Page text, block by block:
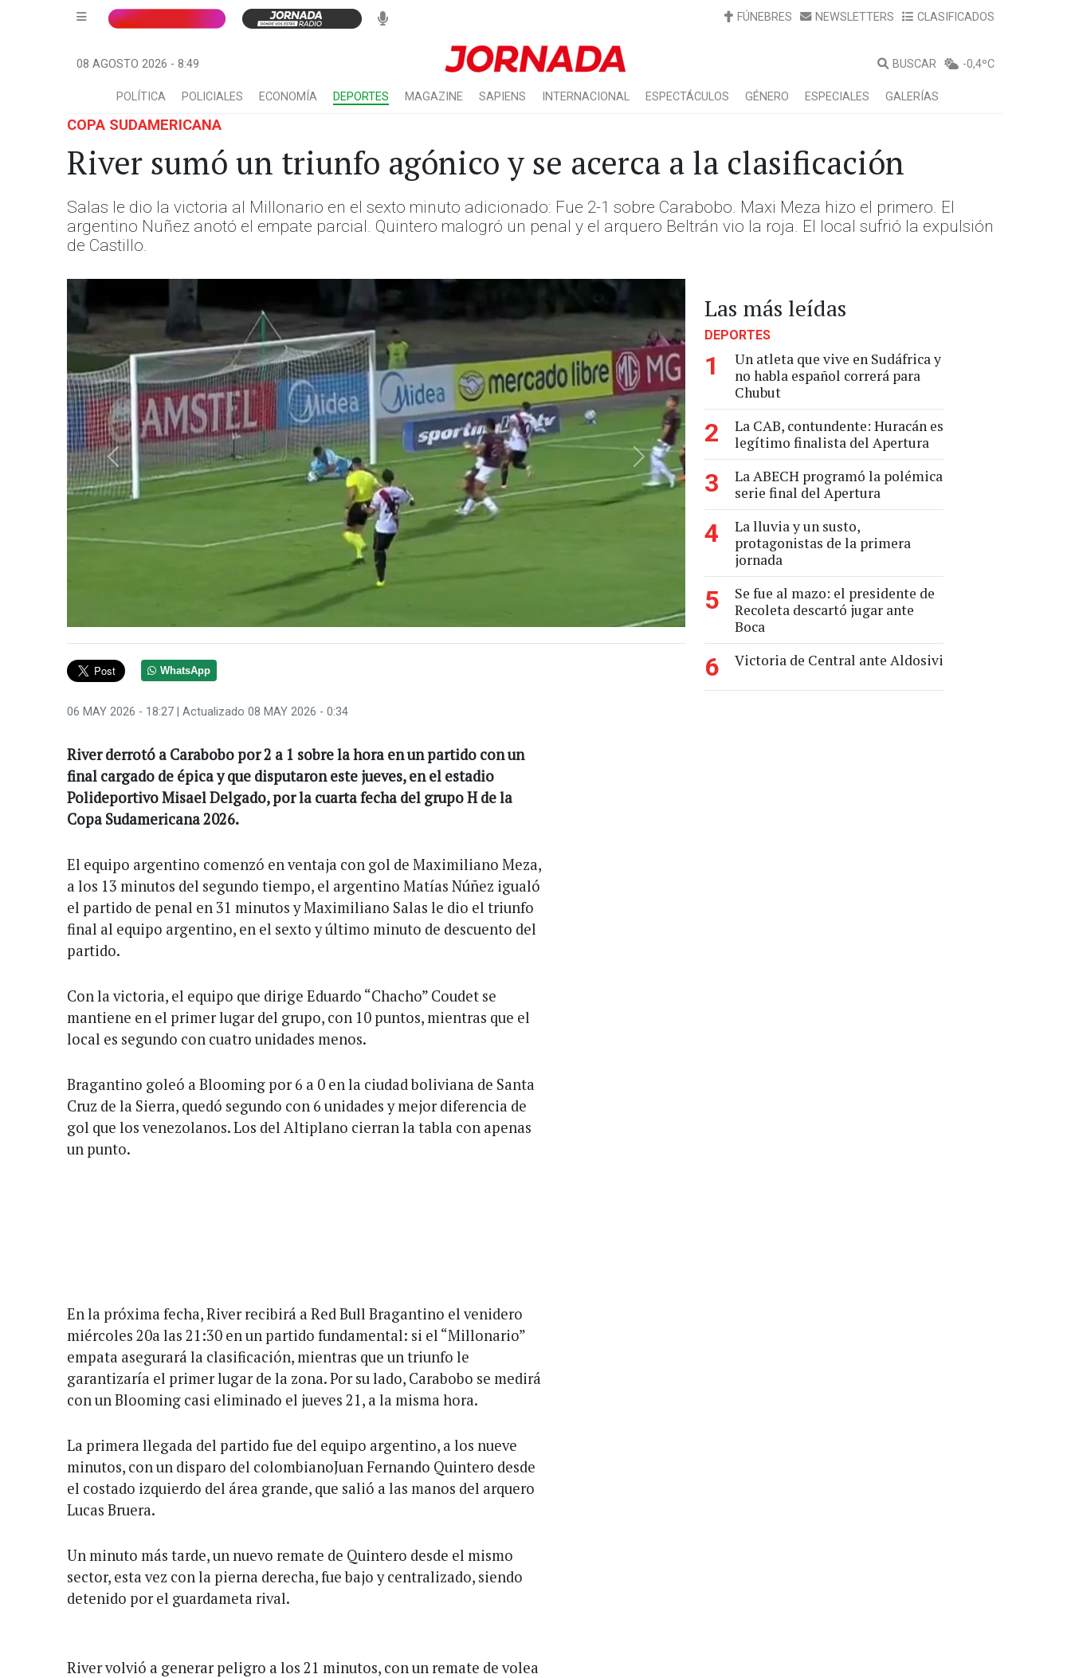
FÚNEBRES NEWSLETTERS CLASIFICADOS
08 AGOSTO 2026 - 8:49 BUSCAR -0,4ºC
POLÍTICA POLICIALES ECONOMÍA DEPORTES MAGAZINE SAPIENS INTERNACIONAL ESPECTÁCULOS GÉNERO ESPECIALES GALERÍAS
COPA SUDAMERICANA
River sumó un triunfo agónico y se acerca a la clasificación
Salas le dio la victoria al Millonario en el sexto minuto adicionado: Fue 2-1 sobre Carabobo. Maxi Meza hizo el primero. El
argentino Nuñez anotó el empate parcial. Quintero malogró un penal y el arquero Beltrán vio la roja. El local sufrió la expulsión
de Castillo.
Anterior Siguiente
WhatsApp
06 MAY 2026 - 18:27 | Actualizado 08 MAY 2026 - 0:34
River derrotó a Carabobo por 2 a 1 sobre la hora en un partido con un
final cargado de épica y que disputaron este jueves, en el estadio
Polideportivo Misael Delgado, por la cuarta fecha del grupo H de la
Copa Sudamericana 2026.
El equipo argentino comenzó en ventaja con gol de Maximiliano Meza,
a los 13 minutos del segundo tiempo, el argentino Matías Núñez igualó
el partido de penal en 31 minutos y Maximiliano Salas le dio el triunfo
final al equipo argentino, en el sexto y último minuto de descuento del
partido.
Con la victoria, el equipo que dirige Eduardo “Chacho” Coudet se
mantiene en el primer lugar del grupo, con 10 puntos, mientras que el
local es segundo con cuatro unidades menos.
Bragantino goleó a Blooming por 6 a 0 en la ciudad boliviana de Santa
Cruz de la Sierra, quedó segundo con 6 unidades y mejor diferencia de
gol que los venezolanos. Los del Altiplano cierran la tabla con apenas
un punto.
En la próxima fecha, River recibirá a Red Bull Bragantino el venidero
miércoles 20a las 21:30 en un partido fundamental: si el “Millonario”
empata asegurará la clasificación, mientras que un triunfo le
garantizaría el primer lugar de la zona. Por su lado, Carabobo se medirá
con un Blooming casi eliminado el jueves 21, a la misma hora.
La primera llegada del partido fue del equipo argentino, a los nueve
minutos, con un disparo del colombianoJuan Fernando Quintero desde
el costado izquierdo del área grande, que salió a las manos del arquero
Lucas Bruera.
Un minuto más tarde, un nuevo remate de Quintero desde el mismo
sector, esta vez con la pierna derecha, fue bajo y centralizado, siendo
detenido por el guardameta rival.
River volvió a generar peligro a los 21 minutos, con un remate de volea
Las más leídas
DEPORTES
1
Un atleta que vive en Sudáfrica y
no habla español correrá para
Chubut
2
La CAB, contundente: Huracán es
legítimo finalista del Apertura
3
La ABECH programó la polémica
serie final del Apertura
4
La lluvia y un susto,
protagonistas de la primera
jornada
5
Se fue al mazo: el presidente de
Recoleta descartó jugar ante
Boca
6 Victoria de Central ante Aldosivi